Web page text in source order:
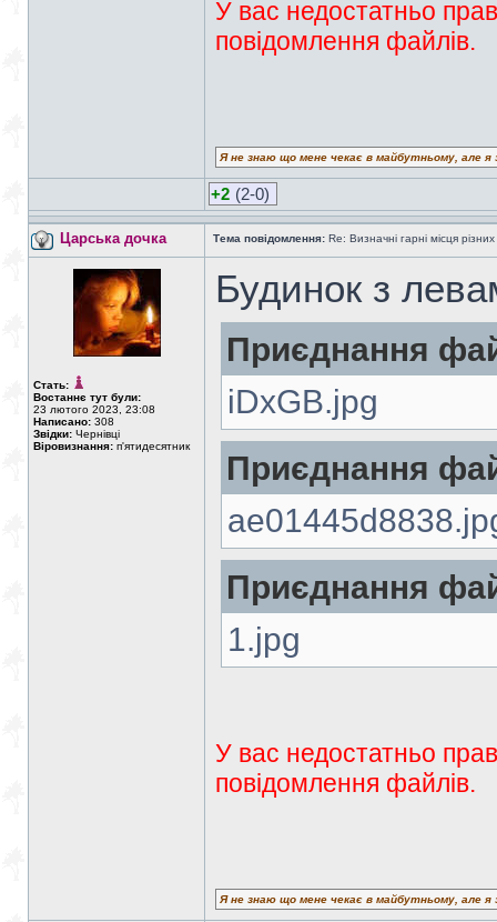
У вас недостатньо
повідомлення файлів.
Я не знаю що мене чекає в майбутньому, але
+2 (2-0)
Царська дочка Тема повідомлення: Re: Визначні гарні місця
Стать:
Востаннє тут були:
23 лютого 2023, 23:08
Написано: 308
Звідки: Чернівці
Віровизнання: п'ятидесятник
Будинок з
Приєднання
iDxGB.jpg
Приєднання
Приєднання
1.jpg
У вас недостатньо
повідомлення файлів.
Я не знаю що мене чекає в майбутньому, але